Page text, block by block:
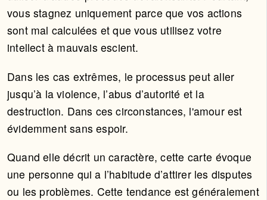
vous stagnez uniquement parce que vos actions
sont mal calculées et que vous utilisez votre
intellect à mauvais escient.
Dans les cas extrêmes, le processus peut aller
jusqu’à la violence, l’abus d’autorité et la
destruction. Dans ces circonstances, l'amour est
évidemment sans espoir.
Quand elle décrit un caractère, cette carte évoque
une personne qui a l’habitude d’attirer les disputes
ou les problèmes. Cette tendance est généralement